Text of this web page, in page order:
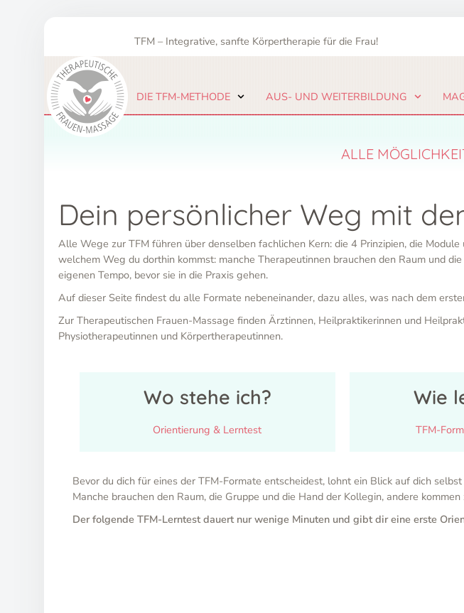
TFM – Integrative, sanfte Körpertherapie für die Frau!
DIE TFM-METHODE AUS- UND WEITERBILDUNG
ALLE
Dein persönlicher Weg mit
Alle Wege zur TFM führen über denselben fachlichen Kern: die 4 Prinzipien, die
welchem Weg du dorthin kommst: manche Therapeutinnen brauchen den Raum und
eigenen Tempo, bevor sie in die Praxis gehen.
Auf dieser Seite findest du alle Formate nebeneinander, dazu alles, was nach dem
Zur Therapeutischen Frauen-Massage finden Ärztinnen, Heilpraktikerinnen und
Physiotherapeutinnen und Körpertherapeutinnen.
Wo stehe ich?
Orientierung & Lerntest
Wie
TFM-
Bevor du dich für eines der TFM-Formate entscheidest, lohnt ein Blick auf dich
Manche brauchen den Raum, die Gruppe und die Hand der Kollegin, andere
Der folgende TFM-Lerntest dauert nur wenige Minuten und gibt dir eine erste